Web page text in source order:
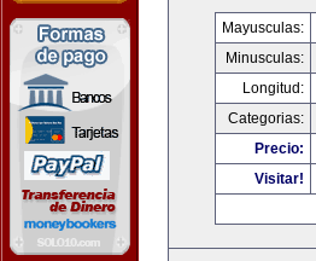
Mayusculas:
Minusculas:
Longitud:
Categorias:
Precio:
Visitar!